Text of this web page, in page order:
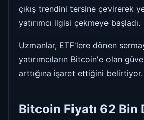
çıkış trendini tersine çevirerek
yatırımcı ilgisi çekmeye başladı.
Uzmanlar, ETF'lere dönen
yatırımcıların Bitcoin'e olan
arttığına işaret ettiğini belirtiyor.
Bitcoin Fiyatı 62 Bin